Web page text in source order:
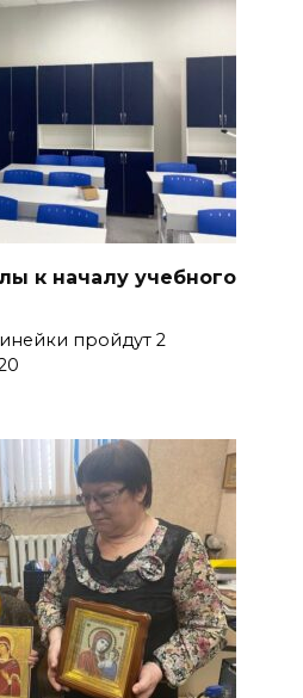
к началу учебного
пройдут 2